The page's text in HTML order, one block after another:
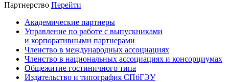
Партнерство Перейти
Академические партнеры
Управление по работе с выпускниками
и корпоративными партнерами
Членство в международных ассоциациях
Членство в национальных ассоциациях и консорциумах
Общежитие гостиничного типа
Издательство и типография СПбГЭУ